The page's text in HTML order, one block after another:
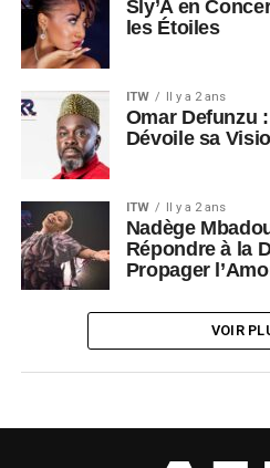
Sly’A en
les Étoiles
ITW Il y a 2 ans
Omar Defunzu
Dévoile sa
ITW Il y a 2 ans
Nadège
Répondre à la
Propager
VOIR